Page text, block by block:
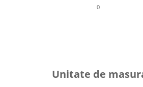
0
Unitate de